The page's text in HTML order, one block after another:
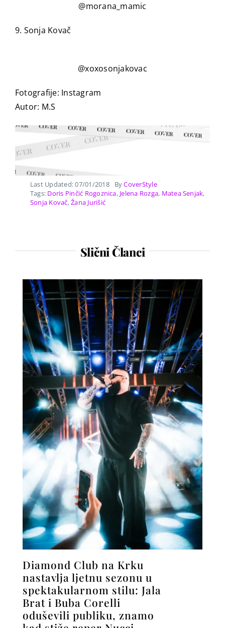
@morana_mamic
9. Sonja Kovač
@xoxosonjakovac
Fotografije: Instagram
Autor: M.S
Last Updated: 07/01/2018 ByCoverStyle
Tags: Doris Pinčić Rogoznica, Jelena Rozga, Matea Senjak,
Sonja Kovač,Žana Jurišić
Slični Članci
Diamond Club na Krku
nastavlja ljetnu sezonu u
spektakularnom stilu: Jala
Brat i Buba Corelli
oduševili publiku, znamo